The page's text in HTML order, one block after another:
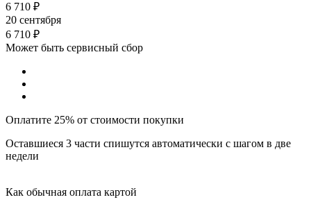
6 710 ₽
20 сентября
6 710 ₽
Может быть сервисный сбор
Оплатите 25% от стоимости покупки
Оставшиеся 3 части спишутся автоматически с шагом в две
недели
Как обычная оплата картой